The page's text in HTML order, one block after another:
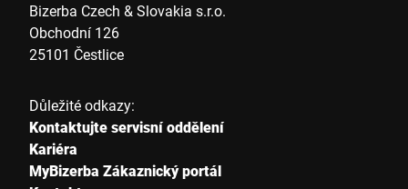
Poštovní směrovací číslo *
Bizerba Czech & Slovakia s.r.o.
Obchodní 126
25101 Čestlice
Důležité odkazy:
Kontaktujte servisní oddělení
Kariéra
MyBizerba Zákaznický portál